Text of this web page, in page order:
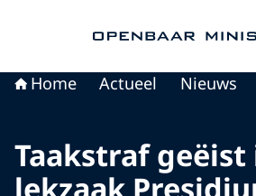
Home Actueel Nieuws
Taakstraf geëist